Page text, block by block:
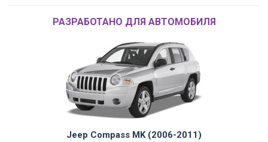
РАЗРАБОТАНО ДЛЯ АВТОМОБИЛЯ
Jeep Compass MK (2006-2011)